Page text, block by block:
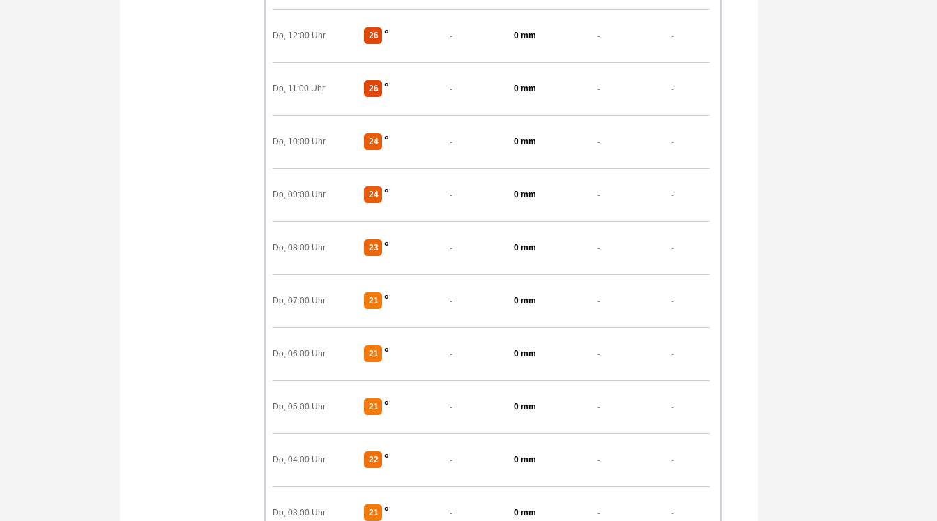
Do, 12:00 Uhr 26 ° - 0 mm - -
Do, 11:00 Uhr 26 ° - 0 mm - -
Do, 10:00 Uhr 24 ° - 0 mm - -
Do, 09:00 Uhr 24 ° - 0 mm - -
Do, 08:00 Uhr 23 ° - 0 mm - -
Do, 07:00 Uhr 21 ° - 0 mm - -
Do, 06:00 Uhr 21 ° - 0 mm - -
Do, 05:00 Uhr 21 ° - 0 mm - -
Do, 04:00 Uhr 22 ° - 0 mm - -
Do, 03:00 Uhr 21 ° - 0 mm - -